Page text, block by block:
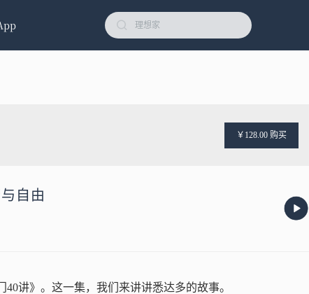
￥128.00 购买
自由
讲》。这一集，我们来讲讲悉达多的故事。